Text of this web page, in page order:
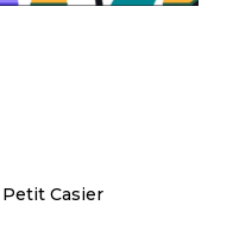
Casier